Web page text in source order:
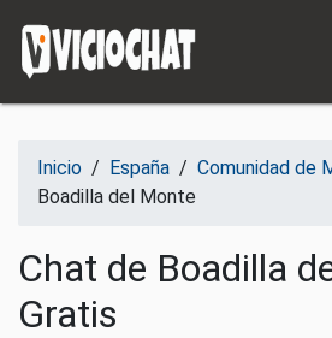
Inicio / España / Comunidad de
Boadilla del Monte
Chat de Boadilla
Gratis